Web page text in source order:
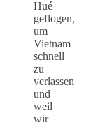
Hué
geflogen,
um
Vietnam
schnell
zu
verlassen
und
weil
wir